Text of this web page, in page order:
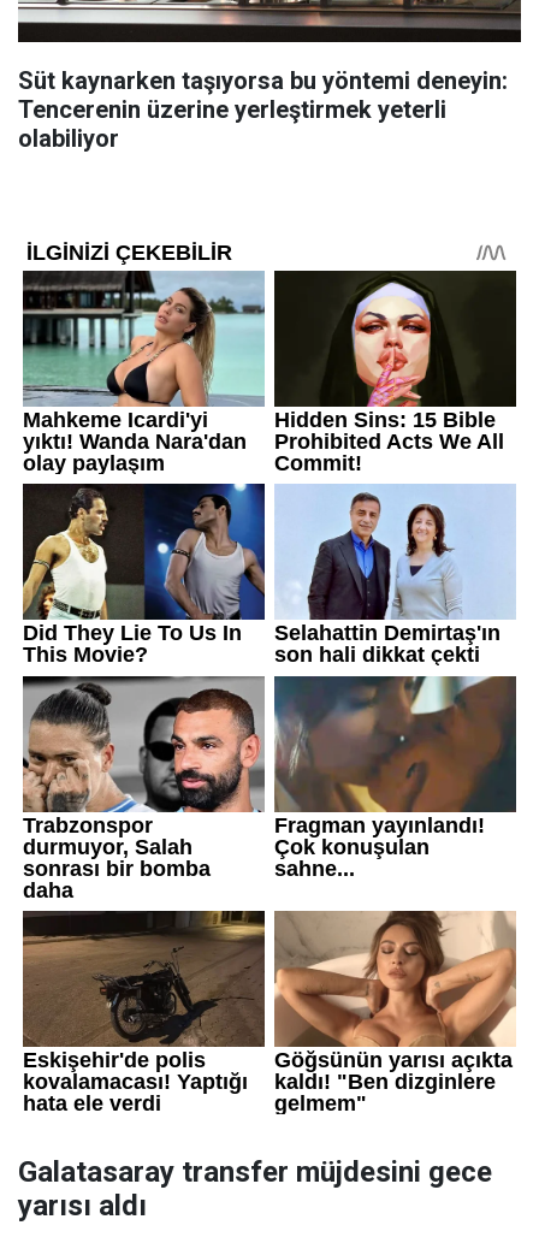
Süt kaynarken taşıyorsa bu yöntemi deneyin:
Tencerenin üzerine yerleştirmek yeterli
olabiliyor
Galatasaray transfer müjdesini gece
yarısı aldı